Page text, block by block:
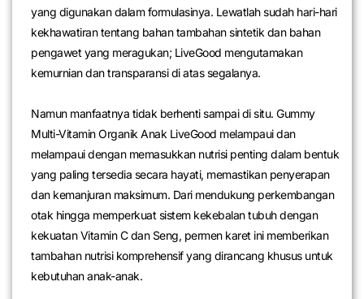
yang digunakan dalam formulasinya. Lewatlah sudah hari-hari
kekhawatiran tentang bahan tambahan sintetik dan bahan
pengawet yang meragukan; LiveGood mengutamakan
kemurnian dan transparansi di atas segalanya.
Namun manfaatnya tidak berhenti sampai di situ. Gummy
Multi-Vitamin Organik Anak LiveGood melampaui dan
melampaui dengan memasukkan nutrisi penting dalam bentuk
yang paling tersedia secara hayati, memastikan penyerapan
dan kemanjuran maksimum. Dari mendukung perkembangan
otak hingga memperkuat sistem kekebalan tubuh dengan
kekuatan Vitamin C dan Seng, permen karet ini memberikan
tambahan nutrisi komprehensif yang dirancang khusus untuk
kebutuhan anak-anak.